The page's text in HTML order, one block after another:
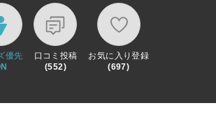
優先
口コミ投稿
(552)
お気に入り登録
(697)